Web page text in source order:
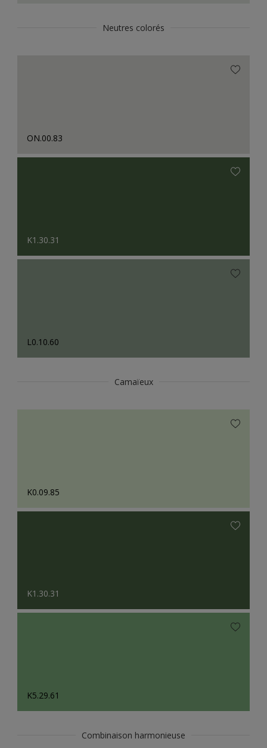
Neutres colorés
ON.00.83
K1.30.31
L0.10.60
Camaïeux
K0.09.85
K1.30.31
K5.29.61
Combinaison harmonieuse